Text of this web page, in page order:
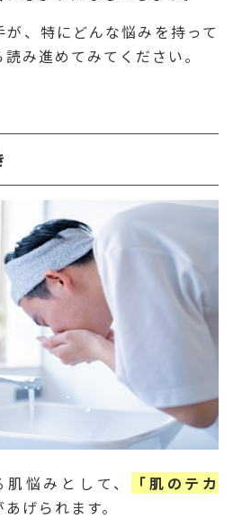
、特にどんな悩みを持って
み進めてみてください。
悩みとして、
「肌のテカ
げられます。